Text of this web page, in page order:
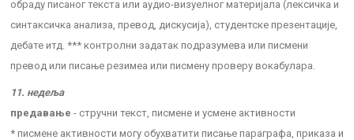
обраду писаног текста или аудио-визуелног материјала (лексичка и
синтаксичка анализа, превод, дискусија), студентске презентације,
дебате итд. *** контролни задатак подразумева или писмени
превод или писање резимеа или писмену проверу вокабулара.
11. недеља
предавање - стручни текст, писмене и усмене активности
* писмене активности могу обухватити писање параграфа, приказа и